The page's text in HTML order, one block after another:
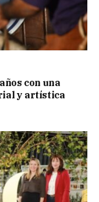
con una
y artística